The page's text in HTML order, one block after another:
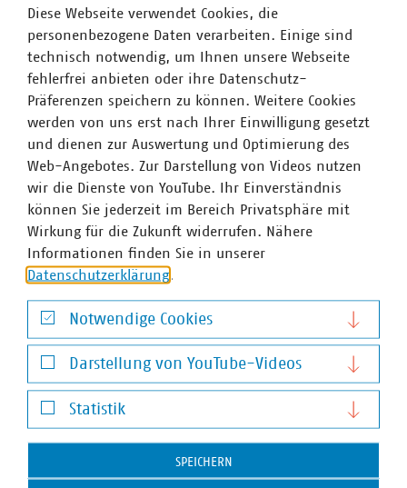
15 Jahre. Hier muss der Gesetzgeber
Genehmigungen für Anpassungsprojekte dringend
weiter beschleunigen.
Ansprechpartner
Diese Webseite verwendet Cookies, die
personenbezogene Daten verarbeiten. Einige sind
technisch notwendig, um Ihnen unsere Webseite
fehlerfrei anbieten oder ihre Datenschutz-
Präferenzen speichern zu können. Weitere Cookies
werden von uns erst nach Ihrer Einwilligung gesetzt
und dienen zur Auswertung und Optimierung des
Web-Angebotes. Zur Darstellung von Videos nutzen
wir die Dienste von YouTube. Ihr Einverständnis
können Sie jederzeit im Bereich Privatsphäre mit
Wirkung für die Zukunft widerrufen. Nähere
Informationen finden Sie in unserer
Datenschutzerklärung
Notwendige Cookies
Notwendige Cookies
Darstellung von YouTube-Videos
Darstellung von YouTube-Videos
Statistik
Statistik
SPEICHERN